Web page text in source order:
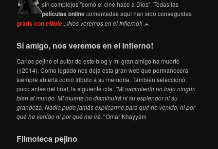
sin complejos "como el cine hace a Dios". Todas las
películas onlinecomentadas aquí han sido conseguidas
gratis con eMule...¡Nos veremos en el Infierno!! .+.
Sí amigo, nos veremos en el Infierno!
Carlos pejino el autor de este blog y mi gran amigo ha muerto
(†2014). Como legado nos deja esta gran web que permanecerá
siempre abierta como tributo a su memoria. También seleccionó,
poco antes del final, la siguiente cita: "Mi nacimiento no trajo ningún
bien al mundo. Mi muerte no disminuirá ni su esplendor ni su
grandeza. Nadie pudo jamás explicarme para qué he venido, ni por
qué he venido ni por qué me iré."Omar Khayyám
Filmoteca pejino